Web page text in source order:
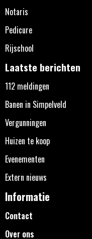
Notaris
Pedicure
Rijschool
Laatste berichten
112 meldingen
Banen in Simpelveld
Vergunningen
Huizen te koop
Evenementen
Extern nieuws
Informatie
Contact
Over ons